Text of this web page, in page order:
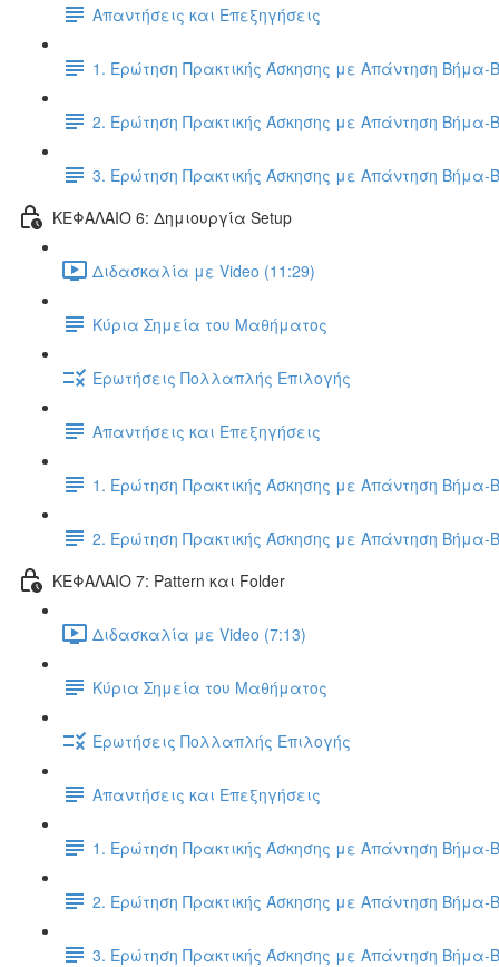
Απαντήσεις και Επεξηγήσεις
1. Ερώτηση Πρακτικής Άσκησης με Απάντηση Βήμα-
2. Ερώτηση Πρακτικής Άσκησης με Απάντηση Βήμα-
3. Ερώτηση Πρακτικής Άσκησης με Απάντηση Βήμα-
ΚΕΦΑΛΑΙΟ 6: Δημιουργία Setup
Διδασκαλία με Video (11:29)
Κύρια Σημεία του Μαθήματος
Ερωτήσεις Πολλαπλής Επιλογής
Απαντήσεις και Επεξηγήσεις
1. Ερώτηση Πρακτικής Άσκησης με Απάντηση Βήμα-
2. Ερώτηση Πρακτικής Άσκησης με Απάντηση Βήμα-
ΚΕΦΑΛΑΙΟ 7: Pattern και Folder
Διδασκαλία με Video (7:13)
Κύρια Σημεία του Μαθήματος
Ερωτήσεις Πολλαπλής Επιλογής
Απαντήσεις και Επεξηγήσεις
1. Ερώτηση Πρακτικής Άσκησης με Απάντηση Βήμα-
2. Ερώτηση Πρακτικής Άσκησης με Απάντηση Βήμα-
3. Ερώτηση Πρακτικής Άσκησης με Απάντηση Βήμα-